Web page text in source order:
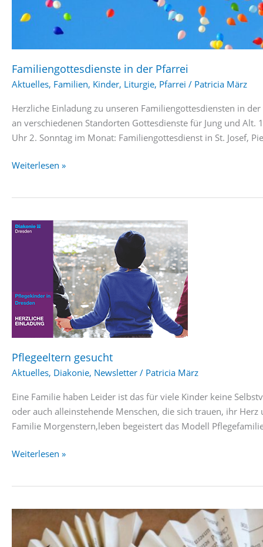
Familiengottesdienste in der Pfarrei
Aktuelles, Familien, Kinder, Liturgie, Pfarrei / Patricia März
Herzliche Einladung zu unseren Familiengottesdiensten in
an verschiedenen Standorten Gottesdienste für Jung und
Uhr 2. Sonntag im Monat: Familiengottesdienst in St. Josef,
Familiengottesdienste
Weiterlesen »
Pflegeeltern gesucht
Aktuelles, Diakonie, Newsletter / Patricia März
Eine Familie haben Leider ist das für viele Kinder keine
oder auch alleinstehende Menschen, die sich trauen, ihr
Familie Morgenstern,leben begeistert das Modell
Pflegeeltern
Weiterlesen »